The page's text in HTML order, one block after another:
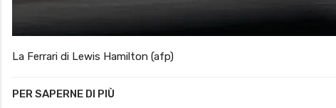
La Ferrari di Lewis Hamilton (afp)
PER SAPERNE DI PIÙ